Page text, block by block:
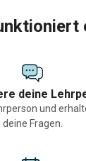
deine
und
deine Fragen.